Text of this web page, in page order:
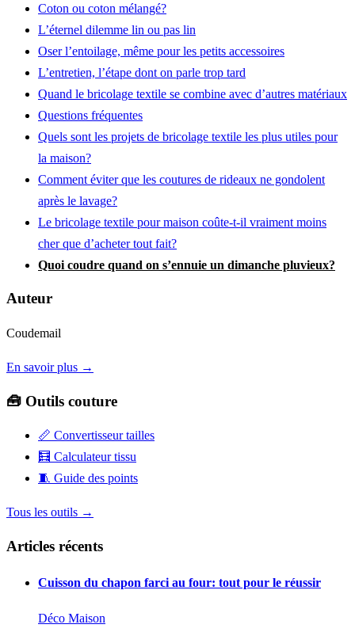
Coton ou coton mélangé?
L’éternel dilemme lin ou pas lin
Oser l’entoilage, même pour les petits accessoires
L’entretien, l’étape dont on parle trop tard
Quand le bricolage textile se combine avec d’autres matériaux
Questions fréquentes
Quels sont les projets de bricolage textile les plus utiles pour
la maison?
Comment éviter que les coutures de rideaux ne gondolent
après le lavage?
Le bricolage textile pour maison coûte-t-il vraiment moins
cher que d’acheter tout fait?
Quoi coudre quand on s’ennuie un dimanche pluvieux?
Auteur
Coudemail
En savoir plus →
🧰 Outils couture
📏 Convertisseur tailles
🧮 Calculateur tissu
🧵 Guide des points
Tous les outils →
Articles récents
Cuisson du chapon farci au four: tout pour le réussir
Déco Maison